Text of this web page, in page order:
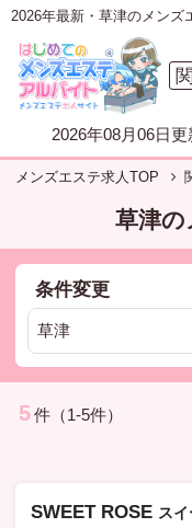
年最新・草津のメンズエ
2026年08月06日
メンズエステ求人TOP
草津の
条件変更
5件（1-5件）
SWEET ROSE ス